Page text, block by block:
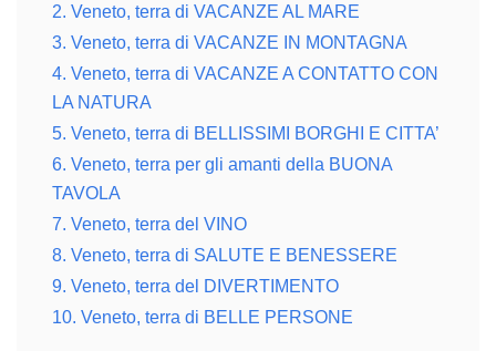
2. Veneto, terra di VACANZE AL MARE
3. Veneto, terra di VACANZE IN MONTAGNA
4. Veneto, terra di VACANZE A CONTATTO CON
LA NATURA
5. Veneto, terra di BELLISSIMI BORGHI E CITTA’
6. Veneto, terra per gli amanti della BUONA
TAVOLA
7. Veneto, terra del VINO
8. Veneto, terra di SALUTE E BENESSERE
9. Veneto, terra del DIVERTIMENTO
10. Veneto, terra di BELLE PERSONE